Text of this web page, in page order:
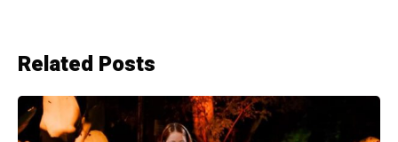
Related Posts